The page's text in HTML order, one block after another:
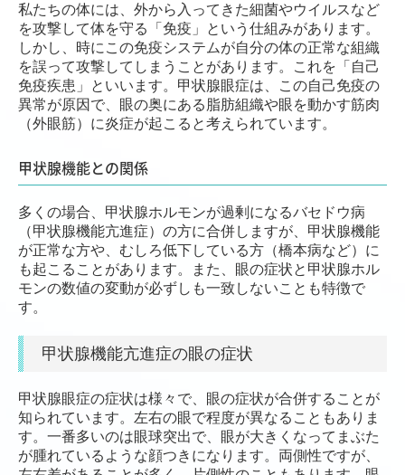
糖尿病網膜症
斜視
弱視
飛蚊症について
老眼
ものもらい・メボ
メヤニ
ウイルス性結膜炎
ドライアイ
網膜剥離・裂孔
VDT症候群
甲状腺眼症
私たちの体には、外から入ってきた細菌やウイルスなど
を攻撃して体を守る「免疫」という仕組みがあります。
しかし、時にこの免疫システムが自分の体の正常な組織
を誤って攻撃してしまうことがあります。これを「自己
免疫疾患」といいます。甲状腺眼症は、この自己免疫の
異常が原因で、眼の奥にある脂肪組織や眼を動かす筋肉
（外眼筋）に炎症が起こると考えられています。
甲状腺機能との関係
多くの場合、甲状腺ホルモンが過剰になるバセドウ病
（甲状腺機能亢進症）の方に合併しますが、甲状腺機能
が正常な方や、むしろ低下している方（橋本病など）に
も起こることがあります。また、眼の症状と甲状腺ホル
モンの数値の変動が必ずしも一致しないことも特徴で
す。
甲状腺機能亢進症の眼の症状
甲状腺眼症の症状は様々で、眼の症状が合併することが
知られています。左右の眼で程度が異なることもありま
す。一番多いのは眼球突出で、眼が大きくなってまぶた
が腫れているような顔つきになります。両側性ですが、